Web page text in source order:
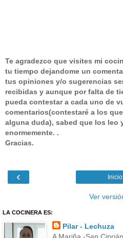
Te agradezco que visites mi
tu tiempo dejandome un
tus opiniones y/o sugerencias
recibidas y aunque por falta de
pueda contestar a cada uno de
comentarios(contestaré a los
alguna duda), sabed que los leo
enormemente. .
Gracias.
‹ Inicio
Ver
LA COCINERA ES:
Pilar - Lechuza